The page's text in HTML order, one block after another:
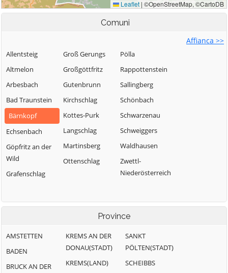
Comuni
Affianca >>
Allentsteig
Altmelon
Arbesbach
Bad Traunstein
Bärnkopf
Echsenbach
Göpfritz an der
Wild
Grafenschlag
Groß Gerungs
Großgöttfritz
Gutenbrunn
Kirchschlag
Kottes-Purk
Langschlag
Martinsberg
Ottenschlag
Pölla
Rappottenstein
Sallingberg
Schönbach
Schwarzenau
Schweiggers
Waldhausen
Zwettl-
Niederösterreich
Province
AMSTETTEN
BADEN
BRUCK AN DER
KREMS AN DER
DONAU(STADT)
KREMS(LAND)
SANKT
PÖLTEN(STADT)
SCHEIBBS